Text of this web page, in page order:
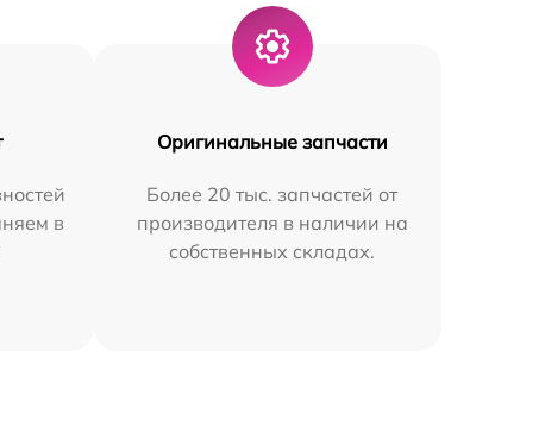
в
Оригинальные запчасти
Более 20 тыс. запчастей от
производителя в наличии на
собственных складах.